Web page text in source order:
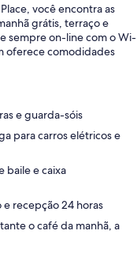
você encontra as
grátis, terraço e
sempre on-line com o Wi-
oferece comodidades
e guarda-sóis
para carros elétricos e
baile e caixa
recepção 24 horas
o café da manhã, a